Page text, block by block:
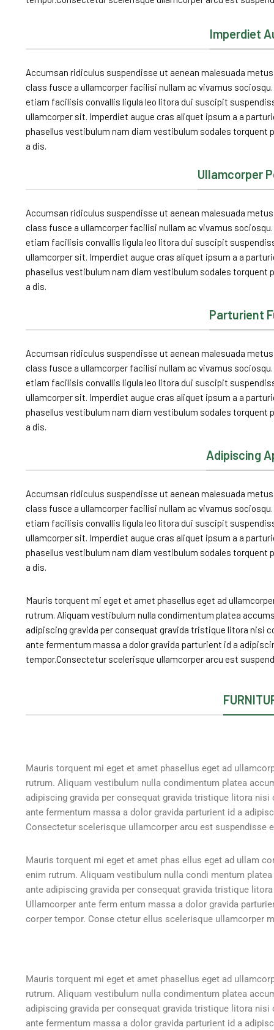
Imperdiet
Accumsan ridiculus suspendisse ut aenean malesuada
class fusce a ullamcorper facilisi nullam ac vivamus
etiam facilisis convallis ligula leo litora dui suscipit
ullamcorper sit. Imperdiet augue cras aliquet ipsum a a
phasellus vestibulum nam diam vestibulum sodales
a dis.
Ullamcorper
Accumsan ridiculus suspendisse ut aenean malesuada
class fusce a ullamcorper facilisi nullam ac vivamus
etiam facilisis convallis ligula leo litora dui suscipit
ullamcorper sit. Imperdiet augue cras aliquet ipsum a a
phasellus vestibulum nam diam vestibulum sodales
a dis.
Parturient
Accumsan ridiculus suspendisse ut aenean malesuada
class fusce a ullamcorper facilisi nullam ac vivamus
etiam facilisis convallis ligula leo litora dui suscipit
ullamcorper sit. Imperdiet augue cras aliquet ipsum a a
phasellus vestibulum nam diam vestibulum sodales
a dis.
Adipiscing
Accumsan ridiculus suspendisse ut aenean malesuada
class fusce a ullamcorper facilisi nullam ac vivamus
etiam facilisis convallis ligula leo litora dui suscipit
ullamcorper sit. Imperdiet augue cras aliquet ipsum a a
phasellus vestibulum nam diam vestibulum sodales
a dis.
Mauris torquent mi eget et amet phasellus eget ad
rutrum. Aliquam vestibulum nulla condimentum platea
adipiscing gravida per consequat gravida tristique litora nisi
ante fermentum massa a dolor gravida parturient id a
tempor.Consectetur scelerisque ullamcorper arcu est
Mauris torquent mi eget et amet phasellus eget ad
rutrum. Aliquam vestibulum nulla condimentum platea
adipiscing gravida per consequat gravida tristique litora
ante fermentum massa a dolor gravida parturient id a
Consectetur scelerisque ullamcorper arcu est suspendisse
Mauris torquent mi eget et amet phas ellus eget ad ullam
enim rutrum. Aliquam vestibulum nulla condi mentum
ante adipiscing gravida per consequat gravida tristique
Ullamcorper ante ferm entum massa a dolor gravida
corper tempor. Conse ctetur ellus scelerisque ullamcorper
Mauris torquent mi eget et amet phasellus eget ad
rutrum. Aliquam vestibulum nulla condimentum platea
adipiscing gravida per consequat gravida tristique litora
ante fermentum massa a dolor gravida parturient id a